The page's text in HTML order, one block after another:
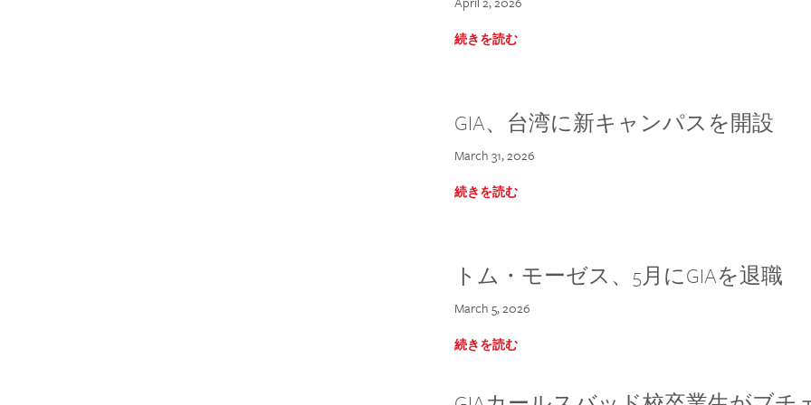
続きを読む
GIA、台湾に新キャンパスを開設
March 31, 2026
続きを読む
トム・モーゼス、5月にGIAを退職
March 5, 2026
続きを読む